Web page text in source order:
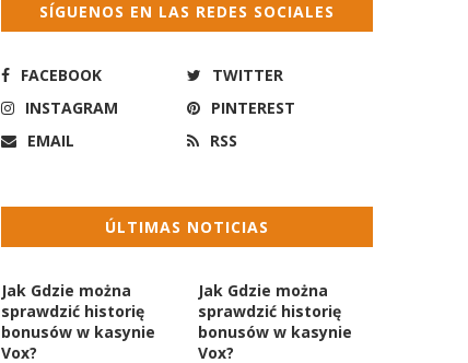
SÍGUENOS EN LAS REDES SOCIALES
FACEBOOK
TWITTER
INSTAGRAM
PINTEREST
EMAIL
RSS
ÚLTIMAS NOTICIAS
Jak Gdzie można
sprawdzić historię
bonusów w kasynie
Vox?
Jak Gdzie można
sprawdzić historię
bonusów w kasynie
Vox?